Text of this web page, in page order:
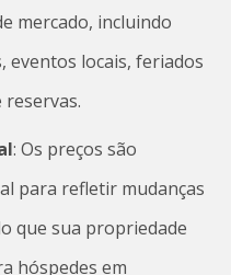
mercado, incluindo
eventos locais, feriados
: Os preços são
para refletir mudanças
que sua propriedade
hóspedes em